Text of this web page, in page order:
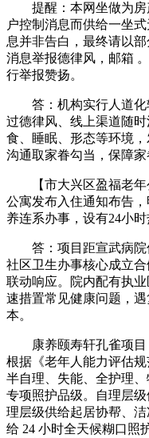
提醒：本网坐做为房
户控制消息而供给一坐
息并非告白，最终请以
消息举报德律风，邮箱
行举报赞扬。
答：机构实行人道化
过德律风、线上渠道随
食、睡眠、形态等环境
沟通取家眷勾当，保障家
【市大兴区盈福老年
公寓发布入住通知布告，
养连系办事，设有24小
答：项目距宣武病院
社区卫生办事核心成立
联动响应。院内配有执
速措置常见健康问题，
本。
康养颐寿轩孔雀项目
根据《老年人能力评估
半自理、失能、全护理
专项照护品级。自理层
理层级供给起居协帮、
给 24 小时全天候糊口照